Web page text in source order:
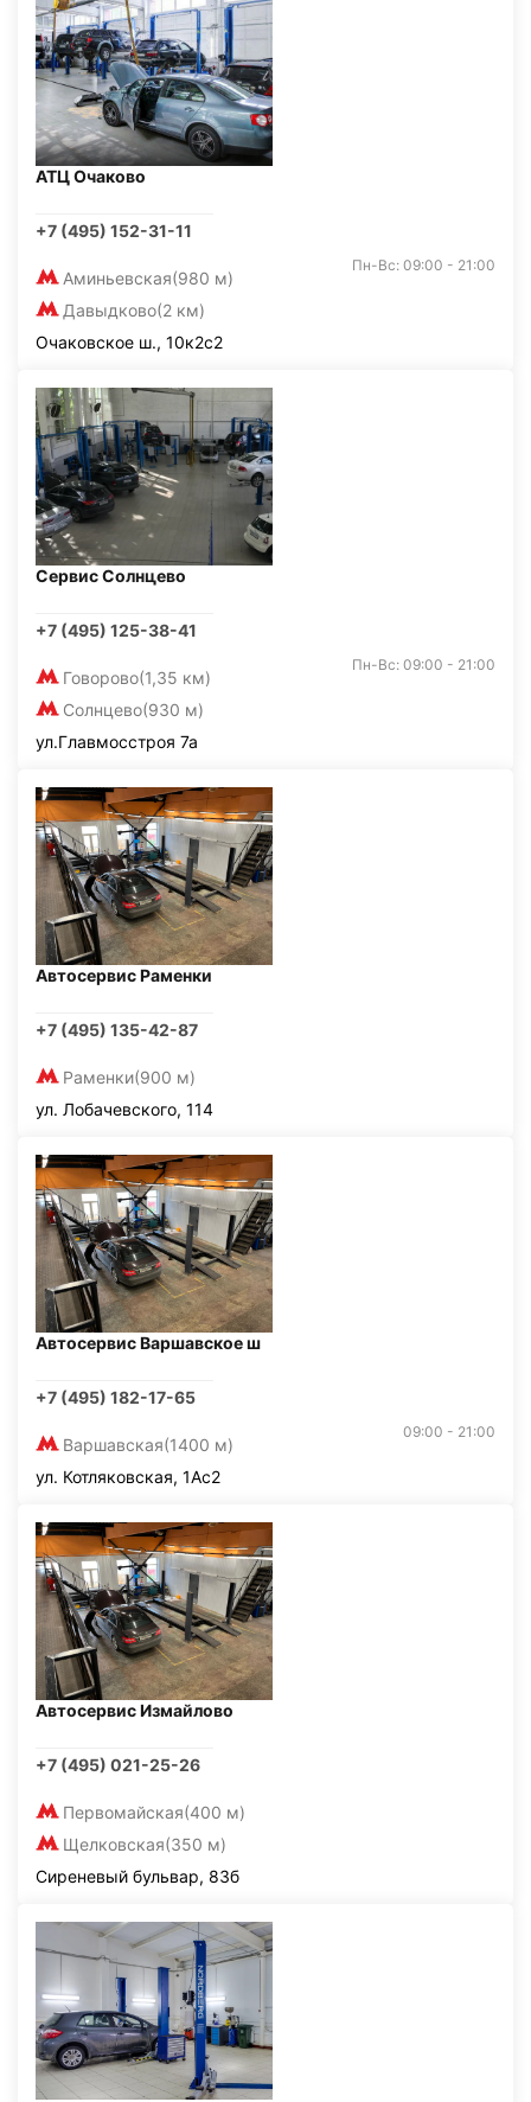
АТЦ Очаково
+7 (495) 152-31-11
Аминьевская(980 м)
Давыдково(2 км)
Пн-Вс: 09:00 - 21:00
Очаковское ш., 10к2с2
Сервис Солнцево
+7 (495) 125-38-41
Говорово(1,35 км)
Солнцево(930 м)
Пн-Вс: 09:00 - 21:00
ул.Главмосстроя 7а
Автосервис Раменки
+7 (495) 135-42-87
Раменки(900 м)
ул. Лобачевского, 114
Автосервис Варшавское ш
+7 (495) 182-17-65
Варшавская(1400 м)
09:00 - 21:00
ул. Котляковская, 1Ас2
Автосервис Измайлово
+7 (495) 021-25-26
Первомайская(400 м)
Щелковская(350 м)
Сиреневый бульвар, 83б